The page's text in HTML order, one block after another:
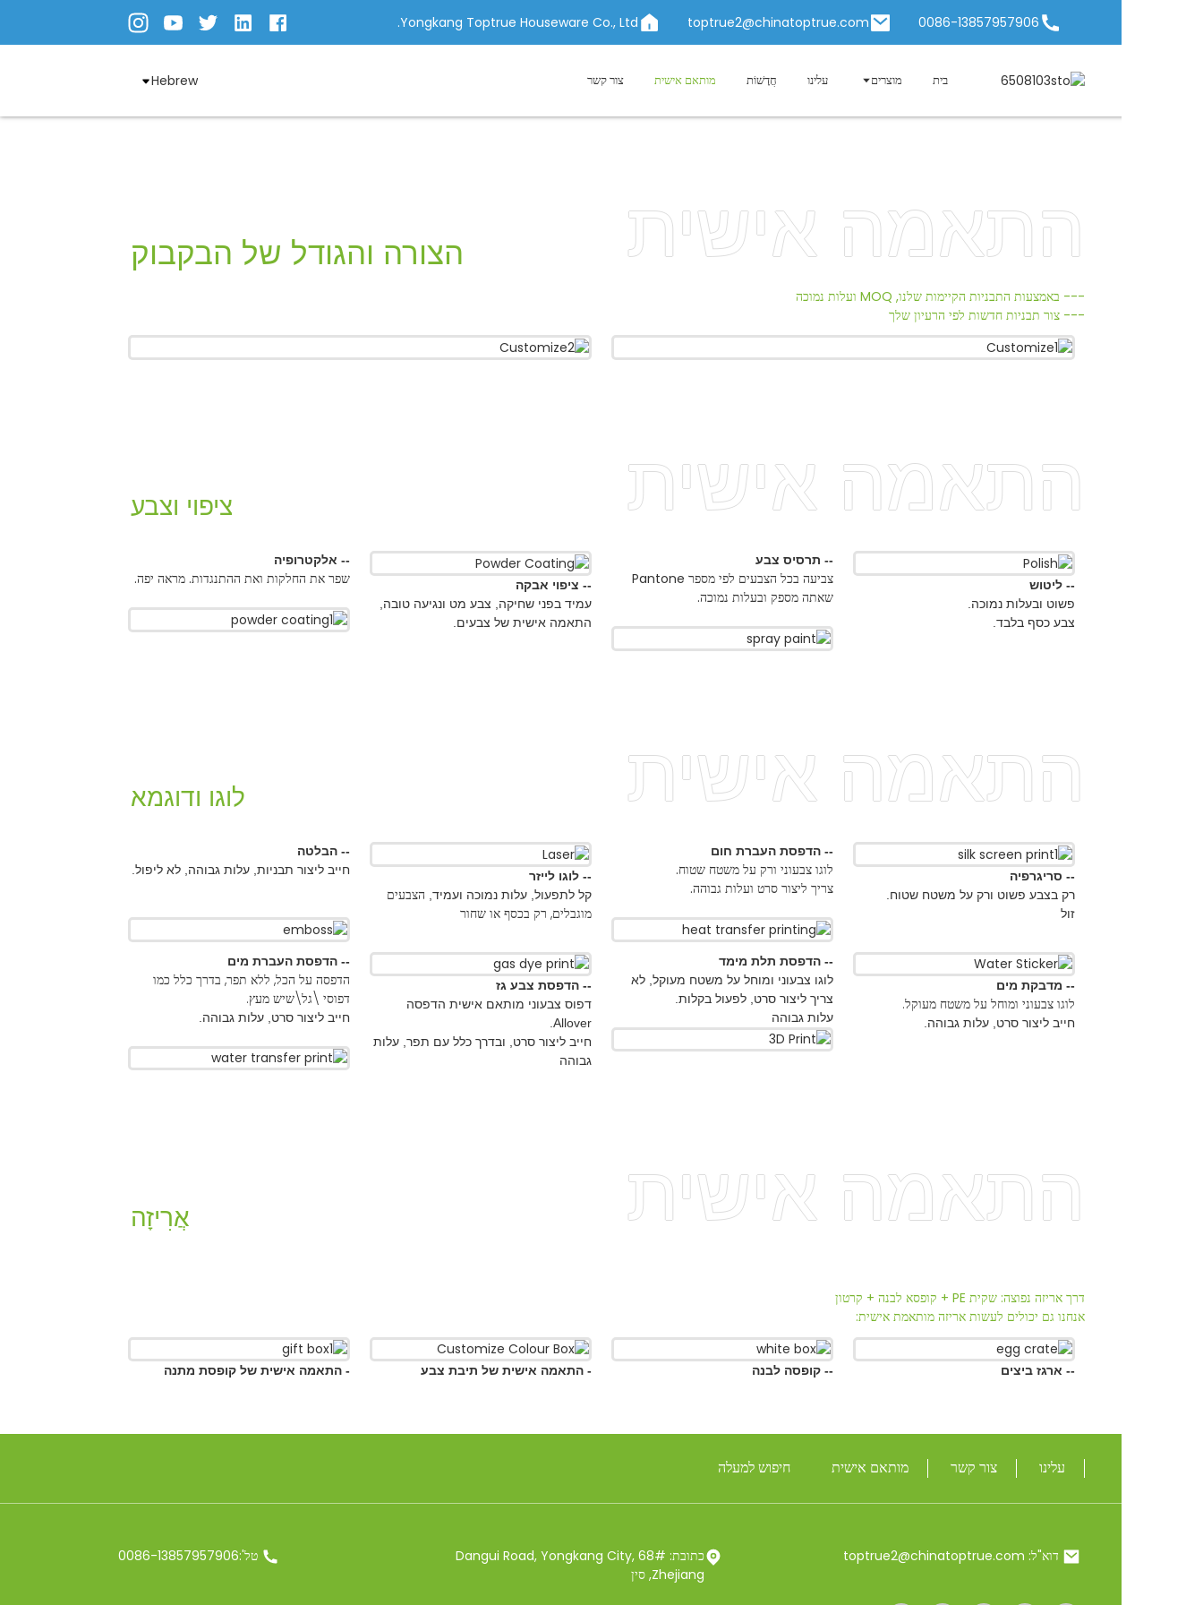
0086-13857957906
toptrue2@chinatoptrue.com
Yongkang Toptrue Houseware Co., Ltd.
בית עלינו חֲדָשׁוֹת מותאם אישית צור קשר
הצורה והגודל של הבקבוק התאמה אישית
--- באמצעות התבניות הקיימות שלנו, MOQ ועלות נמוכה
--- צור תבניות חדשות לפי הרעיון שלך
ציפוי וצבע התאמה אישית
פשוט ובעלות נמוכה.
צבע כסף בלבד.
צביעה בכל הצבעים לפי מספר Pantone
שאתה מספק ובעלות נמוכה.
-- ציפוי אבקה
עמיד בפני שחיקה, צבע מט ונגיעה טובה,
התאמה אישית של צבעים.
שפר את החלקות ואת ההתנגדות. מראה יפה.
לוגו ודוגמא התאמה אישית
רק בצבע פשוט ורק על משטח שטוח.
-- הדפסת העברת חום
לוגו צבעוני ורק על משטח שטוח.
צריך ליצור סרט ועלות גבוהה.
קל לתפעול, עלות נמוכה ועמיד,הצבעים
מוגבלים, רק בכסף או שחור
חייב ליצור תבניות, עלות גבוהה, לא ליפול.
לוגו צבעוני ומוחל על משטח מעוקל.
חייב ליצור סרט, עלות גבוהה.
-- הדפסת תלת מימד
לוגו צבעוני ומוחל על משטח מעוקל, לא
צריך ליצור סרט, לפעול בקלות.
-- הדפסת צבע גז
דפוס צבעוני מותאם אישית הדפסה
חייב ליצור סרט, ובדרך כלל עם תפר, עלות
-- הדפסת העברת מים
הדפסה על הכל, ללא תפר, בדרך כלל כמו
דפוסי \גל\שיש מעץ.
חייב ליצור סרט, עלות גבוהה.
התאמה אישית
דרך אריזה נפוצה: שקית PE + קופסא לבנה + קרטון
אנחנו גם יכולים לעשות אריזה מותאמת אישית:
- התאמה אישית של תיבת צבע - התאמה אישית של קופסת מתנה
צור קשר מותאם אישית חיפוש למעלה
כתובת: 68# Dangui Road, Yongkang City,